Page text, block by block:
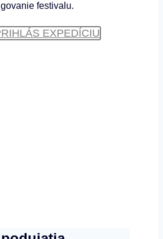
festivalu.
EXPEDÍCIU